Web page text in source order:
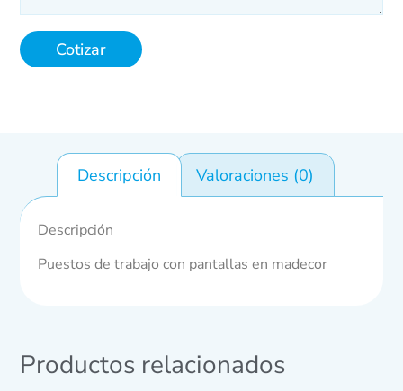
Cotizar
Descripción Valoraciones (0)
Descripción
Puestos de trabajo con pantallas en madecor
Productos relacionados